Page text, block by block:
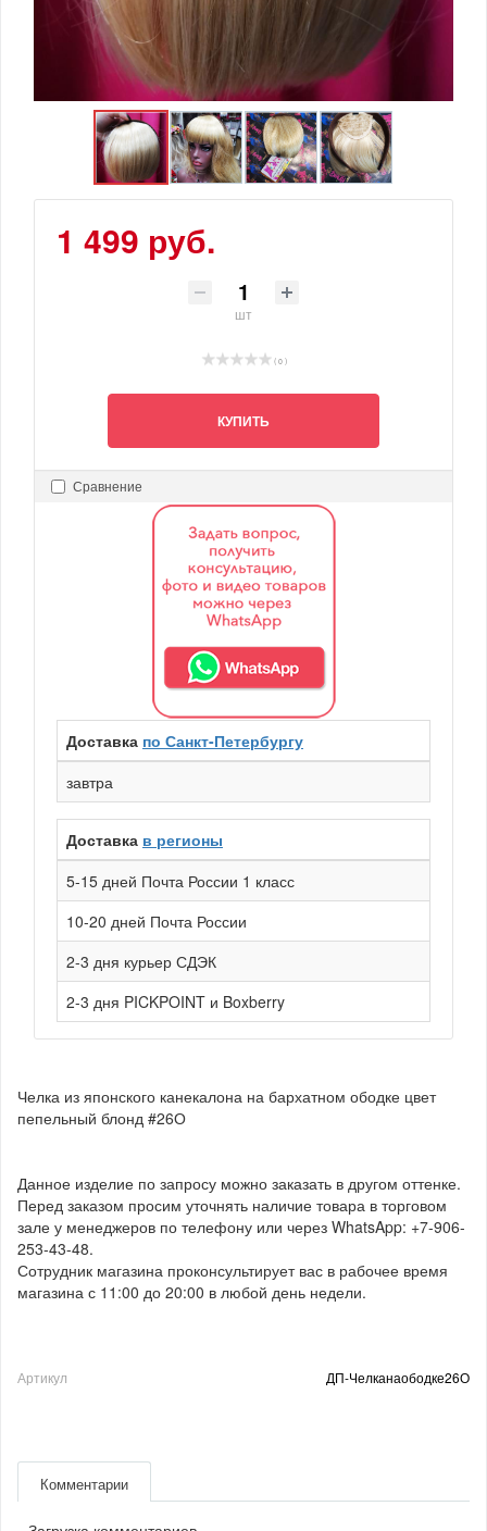
1 499 руб.
шт
( 0 )
КУПИТЬ
Сравнение
Доставка по Санкт-Петербургу
завтра
Доставка в регионы
5-15 дней Почта России 1 класс
10-20 дней Почта России
2-3 дня курьер СДЭК
2-3 дня PICKPOINT и Boxberry
Челка из японского канекалона на бархатном ободке цвет
пепельный блонд #26О
Данное изделие по запросу можно заказать в другом оттенке.
Перед заказом просим уточнять наличие товара в торговом
зале у менеджеров по телефону или через WhatsApp: +7-906-
253-43-48.
Сотрудник магазина проконсультирует вас в рабочее время
магазина с 11:00 до 20:00 в любой день недели.
Артикул ДП-Челканаободке26О
Комментарии